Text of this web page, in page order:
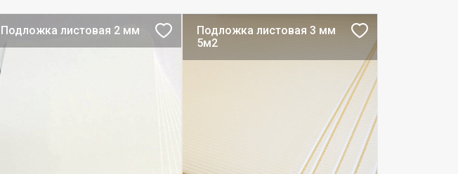
Подложка листовая 2 мм
Подложка листовая 3 мм
5м2